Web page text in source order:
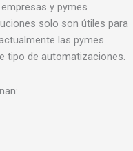
y pymes
solo son útiles para
las pymes
tipo de automatizaciones.